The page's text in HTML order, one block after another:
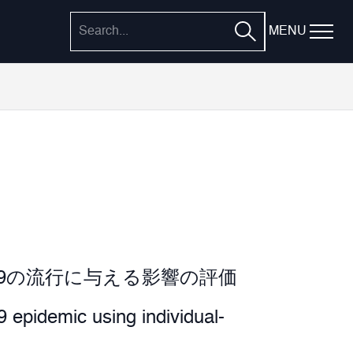
MENU
流行に与える影響の評価
epidemic using individual-